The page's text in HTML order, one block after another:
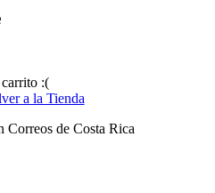
:(
a la Tienda
Correos de Costa Rica